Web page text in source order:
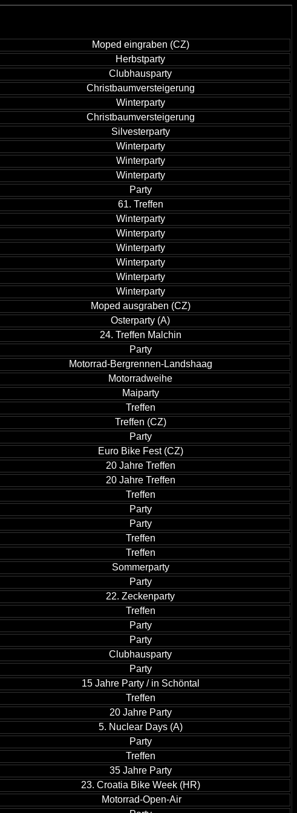
Moped eingraben (CZ)
Herbstparty
Clubhausparty
Christbaumversteigerung
Winterparty
Christbaumversteigerung
Silvesterparty
Winterparty
Winterparty
Winterparty
Party
61. Treffen
Winterparty
Winterparty
Winterparty
Winterparty
Winterparty
Winterparty
Moped ausgraben (CZ)
Osterparty (A)
24. Treffen Malchin
Party
Motorrad-Bergrennen-Landshaag
Motorradweihe
Maiparty
Treffen
Treffen (CZ)
Party
Euro Bike Fest (CZ)
20 Jahre Treffen
20 Jahre Treffen
Treffen
Party
Party
Treffen
Treffen
Sommerparty
Party
22. Zeckenparty
Treffen
Party
Party
Clubhausparty
Party
15 Jahre Party / in Schöntal
Treffen
20 Jahre Party
5. Nuclear Days (A)
Party
Treffen
35 Jahre Party
23. Croatia Bike Week (HR)
Motorrad-Open-Air